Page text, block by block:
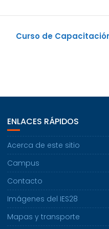
Curso de
ENLACES RÁPIDOS
Acerca de este sitio
Campus
Contacto
Imágenes del IES28
Mapas y transporte